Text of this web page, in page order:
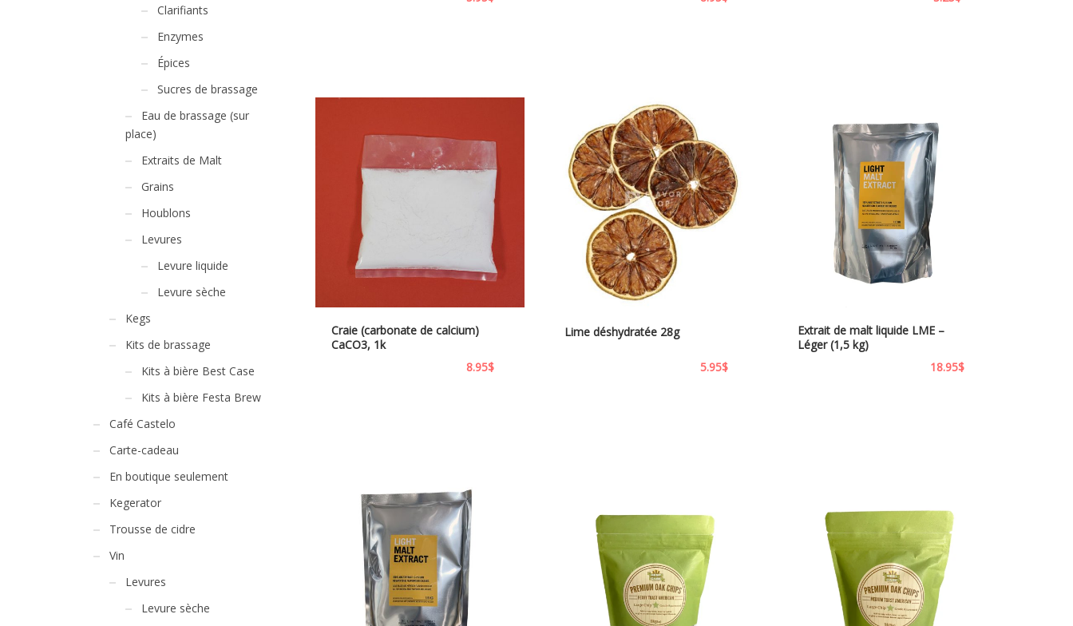
Craie (carbonate de calcium)
CaCO3, 1k
8.95$
Lime déshydratée 28g
5.95$
Extrait de malt liquide LME –
Léger (1,5 kg)
18.95$
Clarifiants
Enzymes
Épices
Sucres de brassage
Eau de brassage (sur
place)
Extraits de Malt
Grains
Houblons
Levures
Levure liquide
Levure sèche
Kegs
Kits de brassage
Kits à bière Best Case
Kits à bière Festa Brew
Café Castelo
Carte-cadeau
En boutique seulement
Kegerator
Trousse de cidre
Vin
Levures
Levure sèche